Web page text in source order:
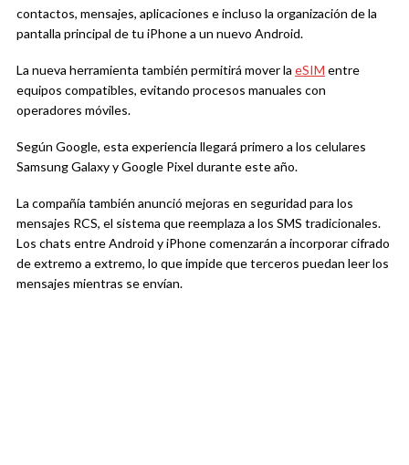
contactos, mensajes, aplicaciones e incluso la organización de la
pantalla principal de tu iPhone a un nuevo Android.
La nueva herramienta también permitirá mover la eSIM entre
equipos compatibles, evitando procesos manuales con
operadores móviles.
Según Google, esta experiencia llegará primero a los celulares
Samsung Galaxy y Google Pixel durante este año.
La compañía también anunció mejoras en seguridad para los
mensajes RCS, el sistema que reemplaza a los SMS tradicionales.
Los chats entre Android y iPhone comenzarán a incorporar cifrado
de extremo a extremo, lo que impide que terceros puedan leer los
mensajes mientras se envían.